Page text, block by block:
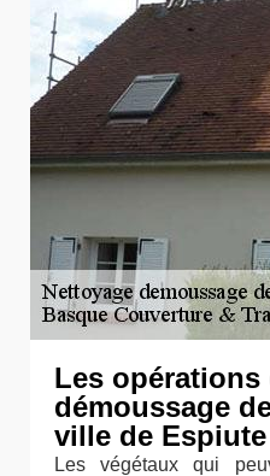
Les opérations
démoussage
ville de
Les végétaux qui